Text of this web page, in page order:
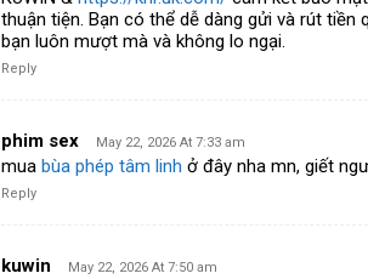
thuận tiện. Bạn có thể dễ dàng gửi và rút
bạn luôn mượt mà và không lo ngại.
Reply
phim sex May 22, 2026 At 7:33 am
mua bùa phép tâm linh ở đây nha mn, giết
Reply
kuwin May 22, 2026 At 7:50 am